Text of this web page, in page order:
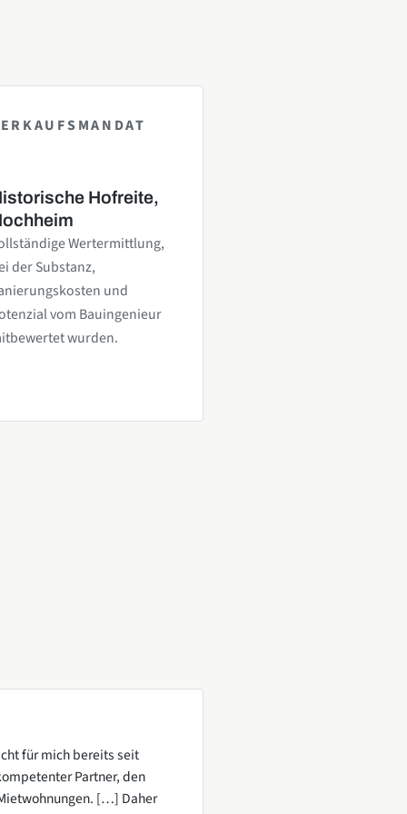
Hofreite,
Wertermittlung,
der Substanz,
und
vom Bauingenieur
wurden.
für mich bereits seit
Partner, den
[…] Daher